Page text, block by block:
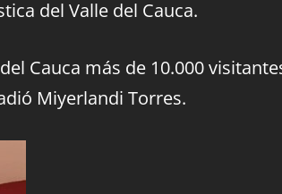
del Valle del Cauca.
Cauca más de 10.000
Miyerlandi Torres.